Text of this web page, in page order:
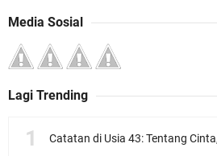
Media Sosial
Lagi Trending
Catatan di Usia 43: Tentang Cinta,